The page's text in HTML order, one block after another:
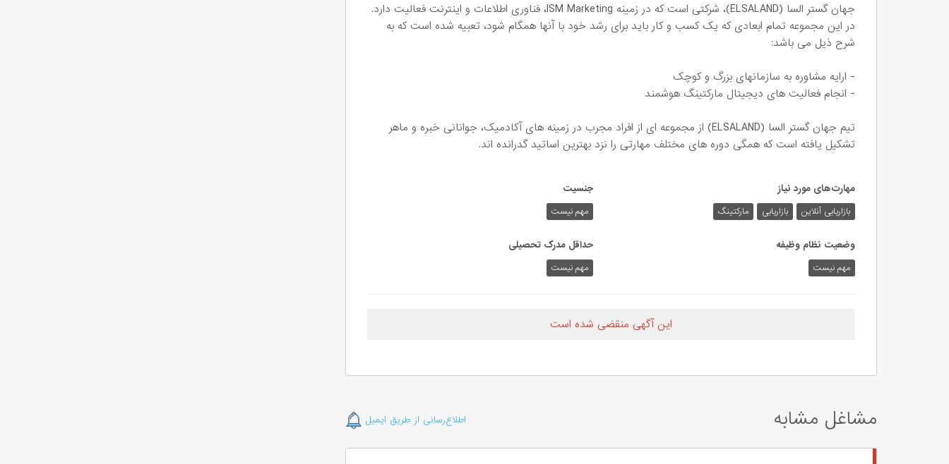
جهان گستر السا (ELSALAND)، شرکتی است که در زمینه ISM Marketing، فناوری اطلاعات و اینترنت فعالیت دارد.
در این مجموعه تمام ابعادی که یک کسب و کار باید برای رشد خود با آنها همگام شود، تعبیه شده است که به
شرح ذیل می باشد:
- ارایه مشاوره به سازمانهای بزرگ و کوچک
- انجام فعالیت های دیجیتال مارکتینگ هوشمند
تیم جهان گستر السا (ELSALAND) از مجموعه ای از افراد مجرب در زمینه های آکادمیک، جوانانی خبره و ماهر
تشکیل یافته است که همگی دوره های مختلف مهارتی را نزد بهترین اساتید گدرانده اند.
مهارت‌های مورد نیاز
بازاریابی آنلاین بازاریابی مارکتینگ
جنسیت
مهم نیست
وضعیت نظام وظیفه
مهم‌ نیست
حداقل مدرک تحصیلی
مهم نیست
این آگهی منقضی شده است
مشاغل مشابه اطلاع‌رسانی از طریق ایمیل